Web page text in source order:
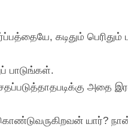
கடிதும் பெரிதும்
பாடுங்கள்.
அதை
கொண்டுவருகிறவன் யார்?